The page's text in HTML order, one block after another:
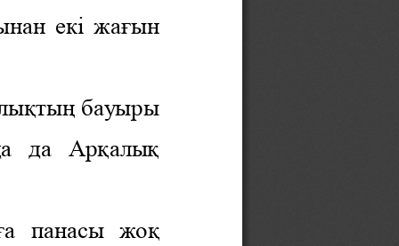
екі жағын
қтың бауыры
да  Арқалық
а панасы  жоқ